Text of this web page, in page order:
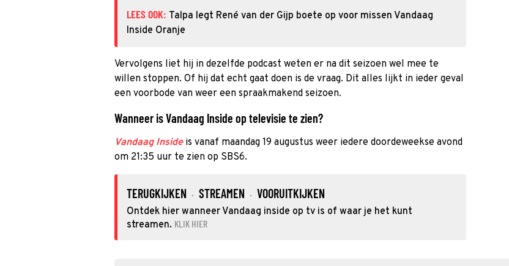
LEES OOK: Talpa legt René van der Gijp boete op voor missen Vandaag
Inside Oranje
Vervolgens liet hij in dezelfde podcast weten er na dit seizoen wel mee te
willen stoppen. Of hij dat echt gaat doen is de vraag. Dit alles lijkt in ieder geval
een voorbode van weer een spraakmakend seizoen.
Wanneer is Vandaag Inside op televisie te zien?
Vandaag Insideis vanaf maandag 19 augustus weer iedere doordeweekse avond
om 21:35 uur te zien op SBS6.
TERUGKIJKEN · STREAMEN · VOORUITKIJKEN
Ontdek hier wanneer Vandaag inside op tv is of waar je het kunt
streamen. KLIK HIER